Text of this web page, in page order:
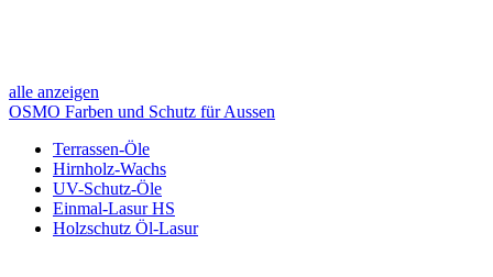
alle anzeigen
OSMO Farben und Schutz für Aussen
Terrassen-Öle
Hirnholz-Wachs
UV-Schutz-Öle
Einmal-Lasur HS
Holzschutz Öl-Lasur